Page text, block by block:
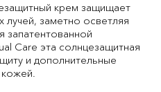
крем защищает
заметно осветляя
запатентованной
Care эта солнцезащитная
и дополнительные
кожей.